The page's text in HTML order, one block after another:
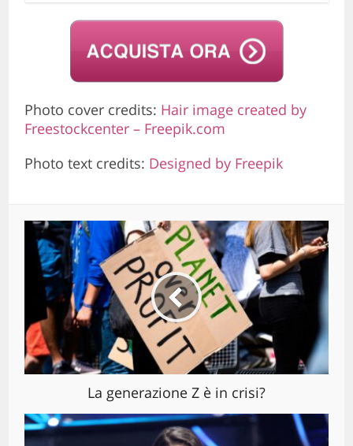
Photo cover credits: Hair image created by
Freestockcenter – Freepik.com
Photo text credits: Designed by Freepik
La generazione Z è in crisi?